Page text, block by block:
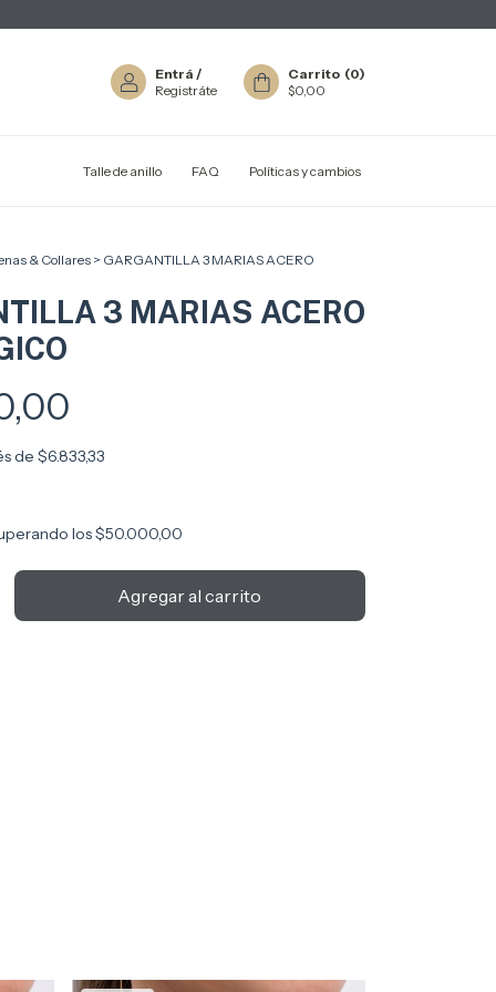
Entrá /
Registráte
Carrito (0)
$0,00
Talle de anillo FAQ Políticas y cambios
& Collares > GARGANTILLA 3 MARIAS ACERO
3 MARIAS ACERO
de $6.833,33
los$50.000,00